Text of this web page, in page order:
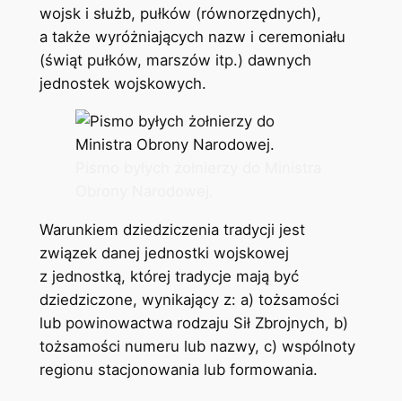
wojsk i służb, pułków (równorzędnych),
a także wyróżniających nazw i ceremoniału
(świąt pułków, marszów itp.) dawnych
jednostek wojskowych.
Warunkiem dziedziczenia tradycji jest
związek danej jednostki wojskowej
z jednostką, której tradycje mają być
dziedziczone, wynikający z: a) tożsamości
lub powinowactwa rodzaju Sił Zbrojnych, b)
tożsamości numeru lub nazwy, c) wspólnoty
regionu stacjonowania lub formowania.